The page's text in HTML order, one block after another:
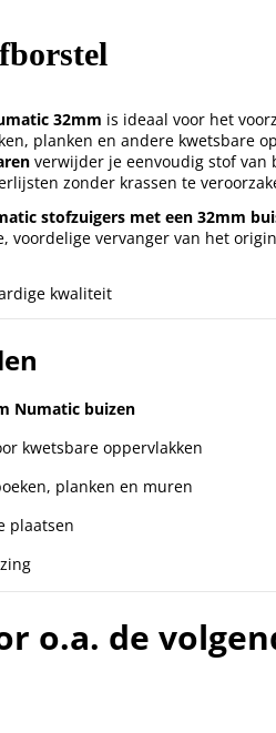
32mm is ideaal voor het
planken en andere kwetsbare
verwijder je eenvoudig stof van
zonder krassen te
stofzuigers met een 32mm
voordelige vervanger van het
kwaliteit
Numatic buizen
kwetsbare oppervlakken
planken en muren
plaatsen
o.a. de